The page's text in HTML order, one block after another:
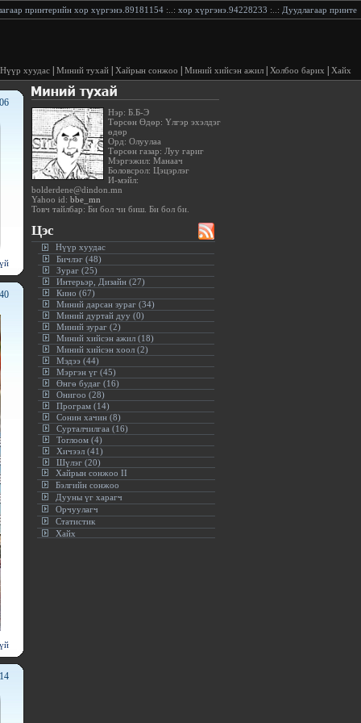
хүргэнэ.89181154:..:хор хүргэнэ.94228233:..:Дуудлагаар принтерийн хор хүргэнэ.
Нүүр хуудас Миний тухай Хайрын сонжоо Миний хийсэн ажил Холбоо барих Хайх
Нэр: Б.Б-Э
Төрсөн Өдөр: Үлгэр эхэлдэг
өдөр
Орд: Олуулаа
Төрсөн газар: Луу гариг
Мэргэжил: Манаач
Боловсрол: Цэцэрлэг
И-мэйл:
bolderdene@dindon.mn
Yahoo id: bbe_mn
Товч тайлбар: Би бол чи биш. Би бол би.
Цэс
Нүүр хуудас
Бичлэг (48)
Зураг (25)
Интерьэр, Дизайн (27)
Кино (67)
Миний дарсан зураг (34)
Миний дуртай дуу (0)
Миний зураг (2)
Миний хийсэн ажил (18)
Миний хийсэн хоол (2)
Мэдээ (44)
Мэргэн үг (45)
Өнгө будаг (16)
Онигоо (28)
Програм (14)
Сонин хачин (8)
Сурталчилгаа (16)
Тоглоом (4)
Хичээл (41)
Шүлэг (20)
Хайрын сонжоо II
Бэлгийн сонжоо
Дууны үг харагч
Орчуулагч
Статистик
Хайх